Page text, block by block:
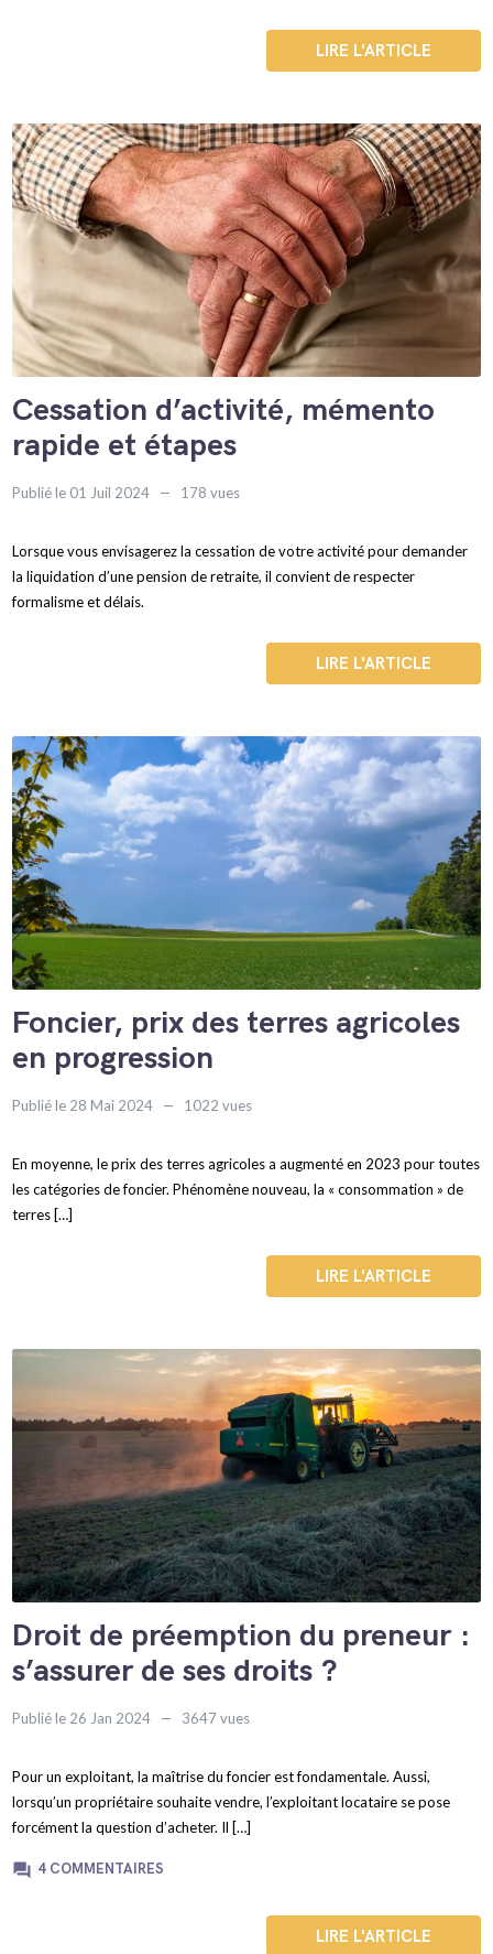
LIRE L'ARTICLE
Cessation d’activité, mémento
rapide et étapes
Publié le 01 Juil 2024 178 vues
Lorsque vous envisagerez la cessation de votre activité pour demander
la liquidation d’une pension de retraite, il convient de respecter
formalisme et délais.
LIRE L'ARTICLE
Foncier, prix des terres agricoles
en progression
Publié le 28 Mai 2024 1022 vues
En moyenne, le prix des terres agricoles a augmenté en 2023 pour toutes
les catégories de foncier. Phénomène nouveau, la « consommation » de
terres […]
LIRE L'ARTICLE
Droit de préemption du preneur :
s’assurer de ses droits ?
Publié le 26 Jan 2024 3647 vues
Pour un exploitant, la maîtrise du foncier est fondamentale. Aussi,
lorsqu’un propriétaire souhaite vendre, l’exploitant locataire se pose
forcément la question d’acheter. Il […]
question_answer 4 COMMENTAIRES
LIRE L'ARTICLE